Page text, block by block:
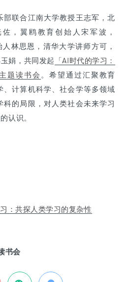
部联合江南大学教授王志军，北
，翼鸥教育创始人宋军波，
林思恩，清华大学讲师方可，
娟，共同发起
「AI时代的学习：
题读书会
。希望通过汇聚教育
、计算机科学、社会学等多领域
的局限，对人类社会未来学习
认识。
：共探人类学习的复杂性
书会